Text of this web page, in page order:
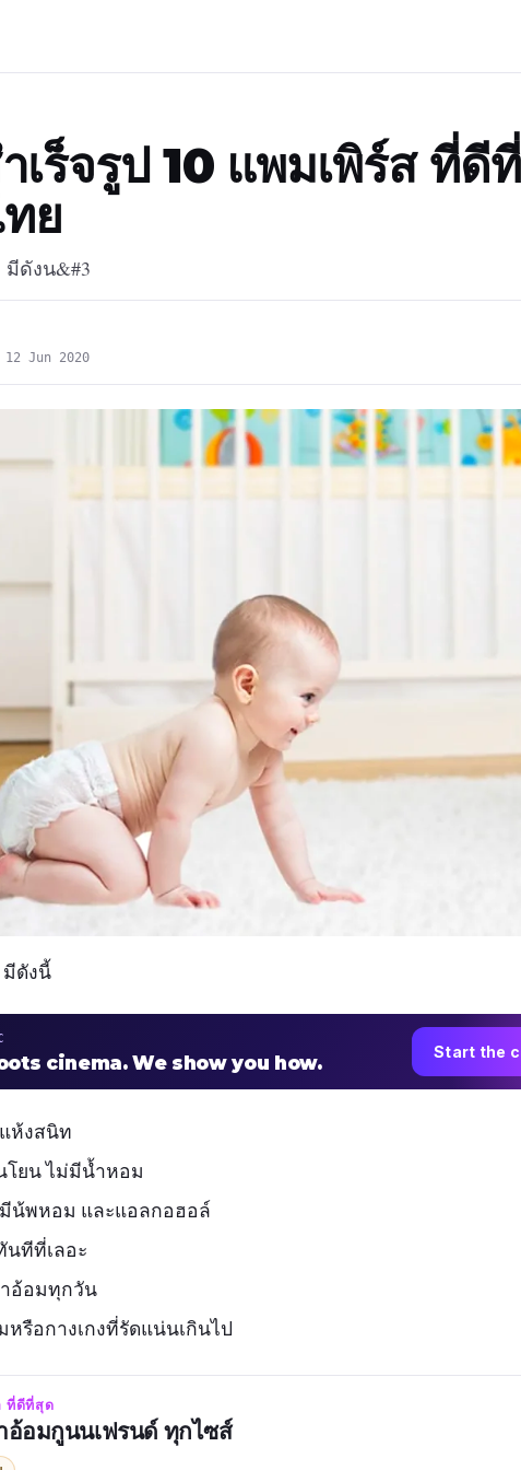
เร็จรูป 10 แพมเพิร์ส ที่ดี
ย
ดังน&#3
Jun 2020
ดังนี้
cinema. We show you how. Start the
ห้งสนิท
โยน ไม่มีน้ำหอม
น้พหอม และแอลกอฮอล์
นทีที่เลอะ
อ้อมทุกวัน
รือกางเกงที่รัดแน่นเกินไป
ที่ดีที่สุด
อ้อมกูนนเฟรนด์ ทุกไซส์